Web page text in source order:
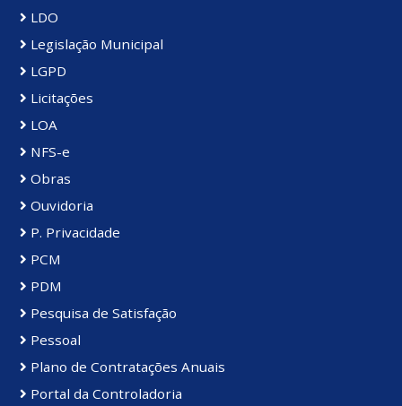
LDO
Legislação Municipal
LGPD
Licitações
LOA
NFS-e
Obras
Ouvidoria
P. Privacidade
PCM
PDM
Pesquisa de Satisfação
Pessoal
Plano de Contratações Anuais
Portal da Controladoria